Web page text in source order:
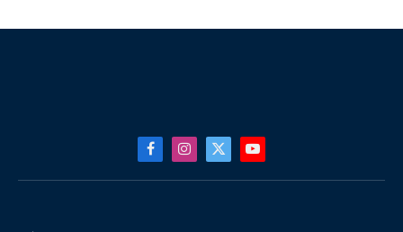
FacebookInstagram
X
(Twitter)
YouTube